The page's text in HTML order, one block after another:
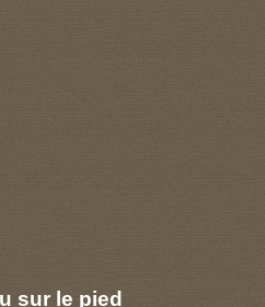
sur le pied